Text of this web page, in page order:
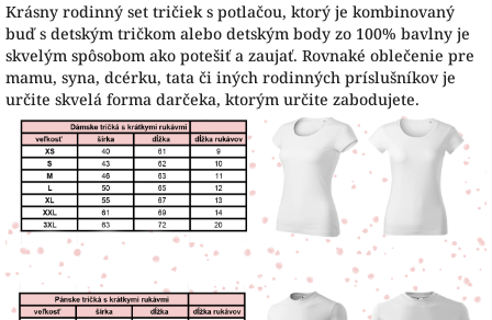
Krásny rodinný set tričiek s potlačou, ktorý je kombinovaný
buď s detským tričkom alebo detským body zo 100% bavlny je
skvelým spôsobom ako potešiť a zaujať. Rovnaké oblečenie pre
mamu, syna, dcérku, tata či iných rodinných príslušníkov je
určite skvelá forma darčeka, ktorým určite zabodujete.